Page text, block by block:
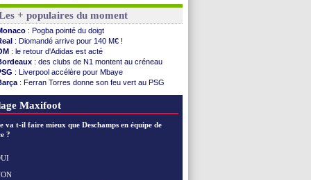
Nantes: Der Zakarian et sa relation avec Kita
OM: le club prêt à libérer Kondogbia ?
Monaco: le message touchant d'Akliouche
FIFA: Tebas en remet une couche
FIFA : l'UEFA maintient la pression
PSG: Tebas encense Luis Enrique
Real: Vinicius jusqu'en 2032 (officiel)
Lyon: Mangala va rejoindre Getafe
OM: une offre refusée pour Aguerd
Troyes: Junior Diaz jusqu'en 2030 (officiel)
OM : une offre pour Bulka
PSG
Arsenal
+ populaires du moment
: Pogba pointé du doigt
: Diomandé arrive pour 140 M€ !
: le retour d'Adidas est acté
: des clubs de N1 montent au créneau
: Liverpool accélère pour Mbaye
: Ferran Torres donne son feu vert au PSG
City: Rodri préfère le Barça au Real !
Maxifoot
va t-il faire mieux que Deschamps en équipe de
?